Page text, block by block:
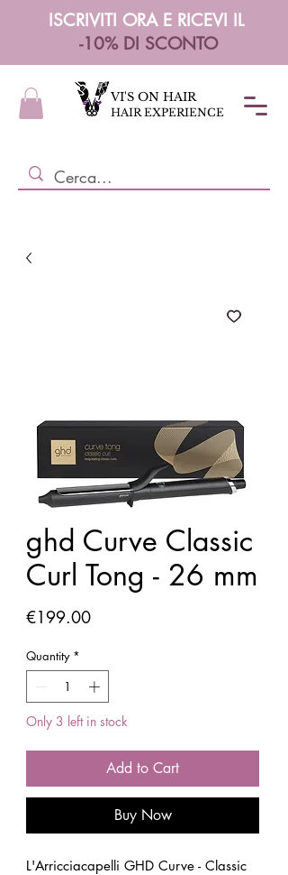
ISCRIVITI ORA E RICEVI IL
-10% DI SCONTO
HAIR EXPERIENCE
VI'S ON HAIR
ghd Curve Classic
Curl Tong - 26 mm
€199.00Price
Quantity *
Only 3 left in stock
Add to Cart
Buy Now
L'Arricciacapelli GHD Curve - Classic